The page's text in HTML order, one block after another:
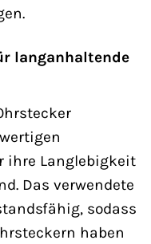
langanhaltende
ihre Langlebigkeit
Das verwendete
sodass
haben